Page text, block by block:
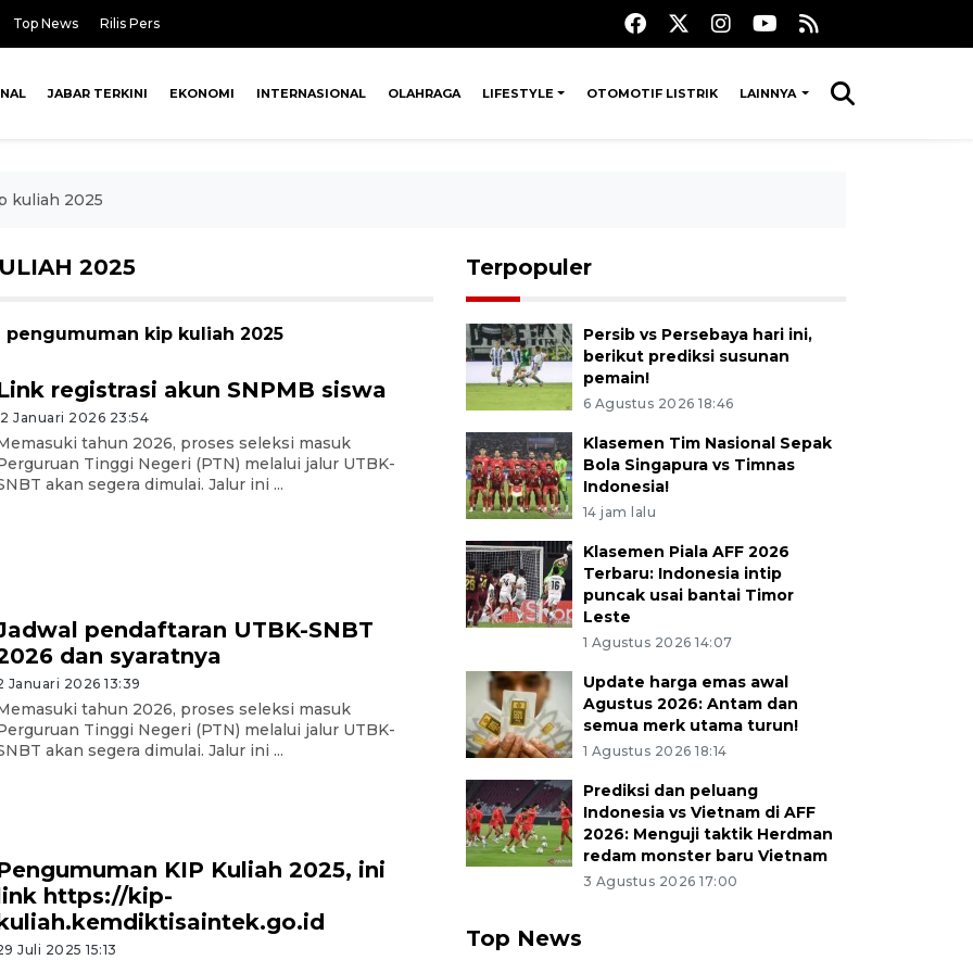
Top News Rilis Pers
JABAR TERKINI EKONOMI INTERNASIONAL OLAHRAGA LIFESTYLE OTOMOTIF LISTRIK LAINNYA
kuliah 2025
2025
kip kuliah 2025
registrasi akun SNPMB siswa
Januari 2026 23:54
tahun 2026, proses seleksi masuk
Tinggi Negeri (PTN) melalui jalur UTBK-
akan segera dimulai. Jalur ini ...
pendaftaran UTBK-SNBT
dan syaratnya
Januari 2026 13:39
tahun 2026, proses seleksi masuk
Tinggi Negeri (PTN) melalui jalur UTBK-
akan segera dimulai. Jalur ini ...
KIP Kuliah 2025, ini
https://kip-
Juli 2025 15:13
Terpopuler
Persib vs Persebaya hari ini,
berikut prediksi susunan
pemain!
6 Agustus 2026 18:46
Klasemen Tim Nasional Sepak
Bola Singapura vs Timnas
Indonesia!
14 jam lalu
Klasemen Piala AFF 2026
Terbaru: Indonesia intip
puncak usai bantai Timor
Leste
1 Agustus 2026 14:07
Update harga emas awal
Agustus 2026: Antam dan
semua merk utama turun!
1 Agustus 2026 18:14
Prediksi dan peluang
Indonesia vs Vietnam di AFF
2026: Menguji taktik Herdman
redam monster baru Vietnam
3 Agustus 2026 17:00
Top News